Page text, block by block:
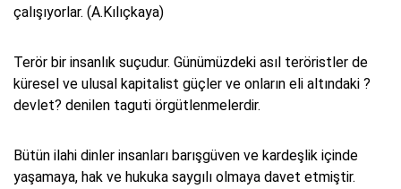
çalışıyorlar. (A.Kılıçkaya)
Terör bir insanlık suçudur. Günümüzdeki asıl teröristler de
küresel ve ulusal kapitalist güçler ve onların eli altındaki ?
devlet? denilen taguti örgütlenmelerdir.
Bütün ilahi dinler insanları barışgüven ve kardeşlik içinde
yaşamaya, hak ve hukuka saygılı olmaya davet etmiştir.